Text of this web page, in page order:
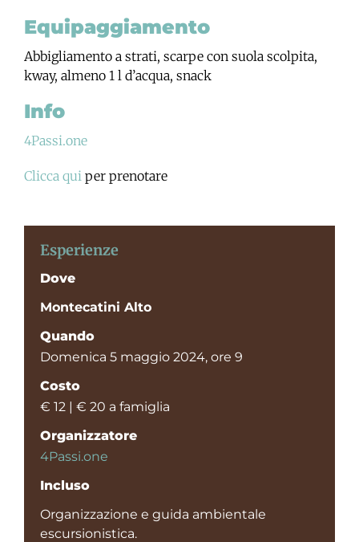
Equipaggiamento
Abbigliamento a strati, scarpe con suola scolpita,
kway, almeno 1 l d’acqua, snack
Info
4Passi.one
Clicca qui per prenotare
Esperienze
Dove
Montecatini Alto
Quando
Domenica 5 maggio 2024, ore 9
Costo
€ 12 | € 20 a famiglia
Organizzatore
4Passi.one
Incluso
Organizzazione e guida ambientale
escursionistica.